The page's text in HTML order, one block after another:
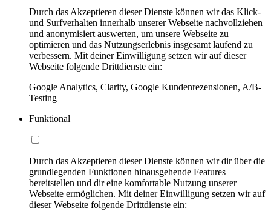
Durch das Akzeptieren dieser Dienste können wir das Klick-
und Surfverhalten innerhalb unserer Webseite nachvollziehen
und anonymisiert auswerten, um unsere Webseite zu
optimieren und das Nutzungserlebnis insgesamt laufend zu
verbessern. Mit deiner Einwilligung setzen wir auf dieser
Webseite folgende Drittdienste ein:
Google Analytics, Clarity, Google Kundenrezensionen, A/B-
Testing
Funktional
Durch das Akzeptieren dieser Dienste können wir dir über die
grundlegenden Funktionen hinausgehende Features
bereitstellen und dir eine komfortable Nutzung unserer
Webseite ermöglichen. Mit deiner Einwilligung setzen wir auf
dieser Webseite folgende Drittdienste ein: